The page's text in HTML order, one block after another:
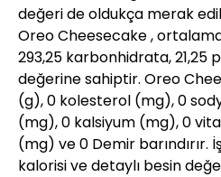
değeri de oldukça merak
Oreo Cheesecake ,
293,25 karbonhidrata, 21,25
değerine sahiptir. Oreo
(g), 0 kolesterol (mg), 0
(mg), 0 kalsiyum (mg), 0
(mg) ve 0 Demir barındırır.
kalorisi ve detaylı besin